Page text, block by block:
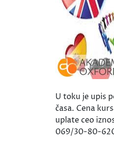
U toku je upis
časa. Cena
uplate ceo
069/30-80-